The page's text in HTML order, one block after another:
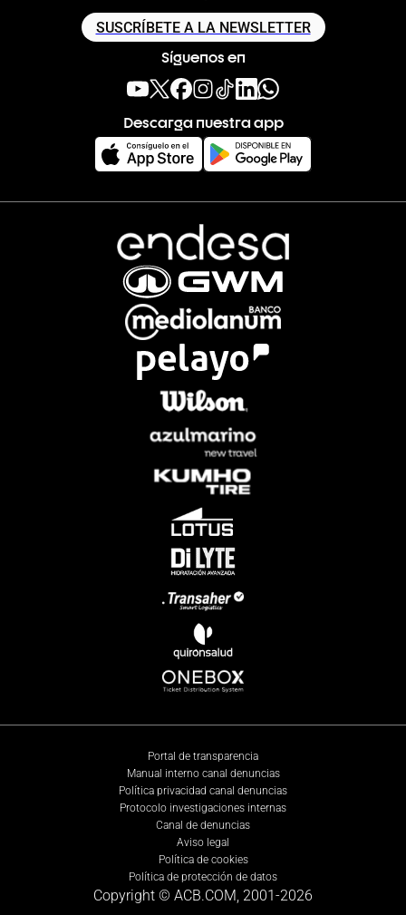
SUSCRÍBETE A LA NEWSLETTER
Síguenos en
Descarga nuestra app
Portal de transparencia
Manual interno canal denuncias
Política privacidad canal denuncias
Protocolo investigaciones internas
Canal de denuncias
Aviso legal
Política de cookies
Política de protección de datos
Copyright © ACB.COM, 2001-2026